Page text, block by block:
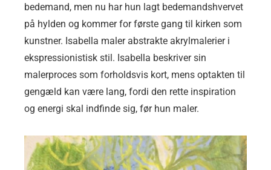
bedemand, men nu har hun lagt bedemandshvervet
på hylden og kommer for første gang til kirken som
kunstner. Isabella maler abstrakte akrylmalerier i
ekspressionistisk stil. Isabella beskriver sin
malerproces som forholdsvis kort, mens optakten til
gengæld kan være lang, fordi den rette inspiration
og energi skal indfinde sig, før hun maler.